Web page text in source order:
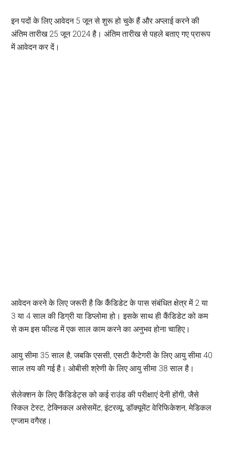
इन पदों के लिए आवेदन 5 जून से शुरू हो चुके हैं और अप्लाई करने की
अंतिम तारीख 25 जून 2024 है। अंतिम तारीख से पहले बताए गए प्रारूप
में आवेदन कर दें।
आवेदन करने के लिए जरूरी है कि कैंडिडेट के पास संबंधित क्षेत्र में 2 या
3 या 4 साल की डिग्री या डिप्लोमा हो। इसके साथ ही कैंडिडेट को कम
से कम इस फील्ड में एक साल काम करने का अनुभव होना चाहिए।
आयु सीमा 35 साल है, जबकि एससी, एसटी कैटेगरी के लिए आयु सीमा 40
साल तय की गई है। ओबीसी श्रेणी के लिए आयु सीमा 38 साल है।
सेलेक्शन के लिए कैंडिडेट्स को कई राउंड की परीक्षाएं देनी होंगी, जैसे
स्किल टेस्ट, टेक्निकल असेसमेंट, इंटरव्यू, डॉक्यूमेंट वेरिफिकेशन, मेडिकल
एग्जाम वगैरह।